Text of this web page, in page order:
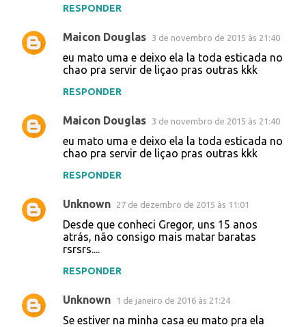
RESPONDER
Maicon Douglas 3 de novembro de 2015 às 21:40
eu mato uma e deixo ela la toda esticada no
chao pra servir de liçao pras outras kkk
RESPONDER
Maicon Douglas 3 de novembro de 2015 às 21:40
eu mato uma e deixo ela la toda esticada no
chao pra servir de liçao pras outras kkk
RESPONDER
Unknown 27 de dezembro de 2015 às 11:01
Desde que conheci Gregor, uns 15 anos
atrás, não consigo mais matar baratas
rsrsrs....
RESPONDER
Unknown 1 de janeiro de 2016 às 21:24
Se estiver na minha casa eu mato pra ela